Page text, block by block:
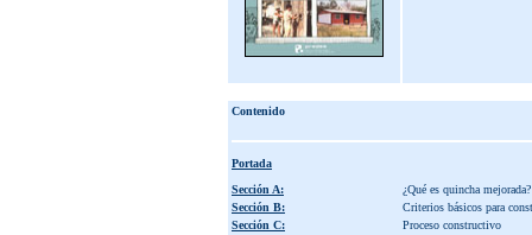
Contenido
Portada
Sección A:
¿Qué es quincha mejorada?
Sección B:
Criterios básicos para
Sección C:
Proceso constructivo